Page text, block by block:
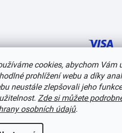
cookies, abychom Vám
prohlížení webu a díky
neustále zlepšovali jeho
Zde si můžete
osobních údajů.
nastavení cookies